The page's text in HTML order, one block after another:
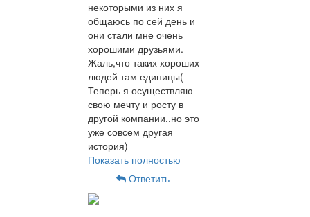
некоторыми из них я
общаюсь по сей день и
они стали мне очень
хорошими друзьями.
Жаль,что таких хороших
людей там единицы(
Теперь я осуществляю
свою мечту и росту в
другой компании..но это
уже совсем другая
история)
Показать полностью
Ответить